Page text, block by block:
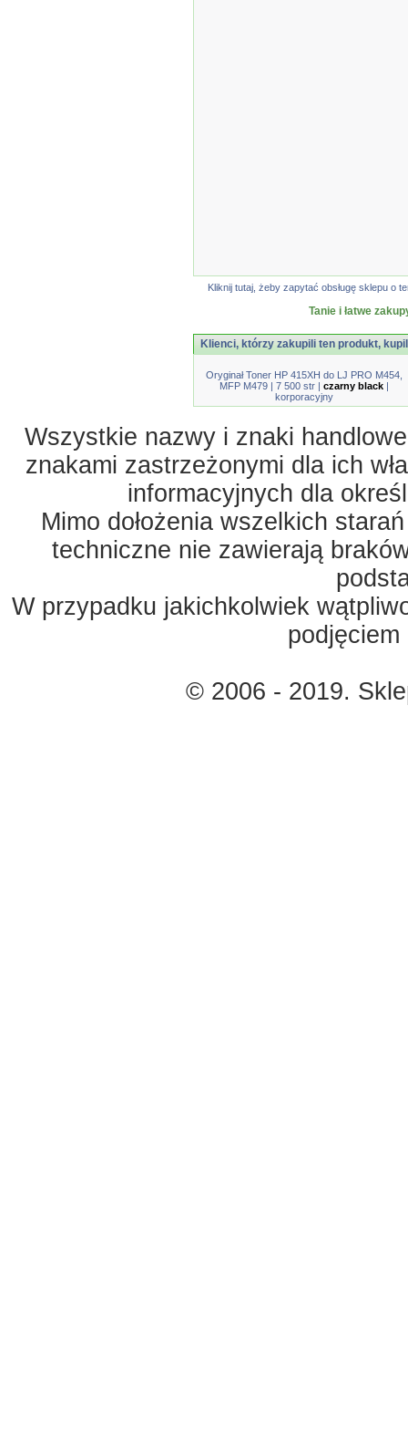
Kliknij tutaj, żeby zapytać obsługę sklepu o
Tanie i łatwe
Klienci, którzy zakupili ten produkt,
Oryginał Toner HP 415XH do LJ PRO M454,
MFP M479 | 7 500 str | czarny black|
korporacyjny
Wszystkie nazwy i znaki
znakami zastrzeżonymi dla ich
informacyjnych dla
Mimo dołożenia wszelkich
techniczne nie zawierają
W przypadku jakichkolwiek
© 2006 - 2019.